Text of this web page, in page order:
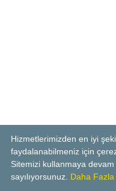
Hizmetlerimizden en iyi
faydalanabilmeniz için
Sitemizi kullanmaya devam
sayılıyorsunuz. Daha Fazla